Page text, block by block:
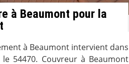
à Beaumont pour la
à Beaumont intervient dans
54470. Couvreur à Beaumont